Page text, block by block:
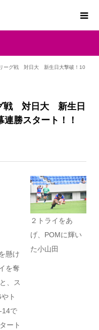
リーグ戦 対日大 新生日大撃破！10
戦 対日大 新生日
勝スタート！！
懸け
を奪
、ス
ト
14で
ート
２トライをあ
げ、POMに輝い
た小山田